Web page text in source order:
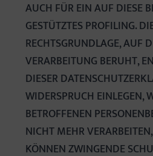
AUCH FÜR EIN AUF DIESE
GESTÜTZTES PROFILING.
RECHTSGRUNDLAGE, AUF
VERARBEITUNG BERUHT,
DIESER
WIDERSPRUCH EINLEGEN,
BETROFFENEN
NICHT MEHR
KÖNNEN ZWINGENDE